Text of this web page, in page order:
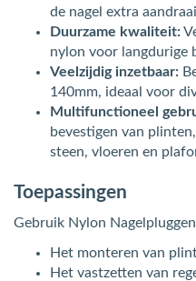
de nagel extra
Duurzame kwaliteit:
nylon voor langdurige
Veelzijdig inzetbaar:
140mm, ideaal voor
Multifunctioneel
bevestigen van
steen, vloeren en
Toepassingen
Gebruik Nylon
Het monteren van
Het vastzetten van